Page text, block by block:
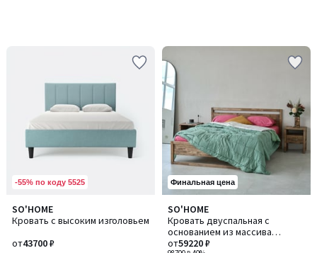
-55% по коду 5525
SO'HOME
Кровать с высоким изголовьем
от43700 ₽
Финальная цена
SO'HOME
Кровать двуспальная с
основанием из массива
березы
от59220 ₽
Количество
цветов:
3